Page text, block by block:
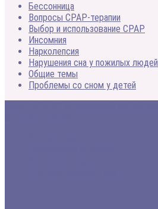
Бессонница
Вопросы CPAP-терапии
Выбор и использование CPAP
Инсомния
Нарколепсия
Нарушения сна у пожилых людей
Общие темы
Проблемы со сном у детей